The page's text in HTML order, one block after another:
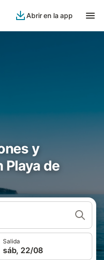
Abrir en la app
y
Playa de
Salida
sáb, 22/08